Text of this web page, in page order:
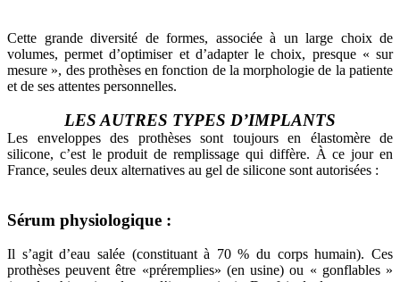
Cette grande diversité de formes, associée à un large choix de
volumes, permet d’optimiser et d’adapter le choix, presque « sur
mesure », des prothèses en fonction de la morphologie de la patiente
et de ses attentes personnelles.
LES AUTRES TYPES D’IMPLANTS
Les enveloppes des prothèses sont toujours en élastomère de
silicone, c’est le produit de remplissage qui diffère. À ce jour en
France, seules deux alternatives au gel de silicone sont autorisées :
Sérum physiologique :
Il s’agit d’eau salée (constituant à 70 % du corps humain). Ces
prothèses peuvent être «préremplies» (en usine) ou « gonflables »